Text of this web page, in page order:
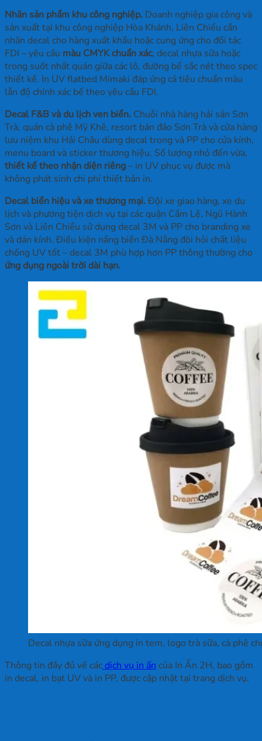
Nhãn sản phẩm khu công nghiệp. Doanh nghiệp gia công và
sản xuất tại khu công nghiệp Hòa Khánh, Liên Chiểu cần
nhãn decal cho hàng xuất khẩu hoặc cung ứng cho đối tác
FDI – yêu cầu màu CMYK chuẩn xác, decal nhựa sữa hoặc
trong suốt nhất quán giữa các lô, đường bế sắc nét theo spec
thiết kế. In UV flatbed Mimaki đáp ứng cả tiêu chuẩn màu
lẫn độ chính xác bế theo yêu cầu FDI.
Decal F&B và du lịch ven biển. Chuỗi nhà hàng hải sản Sơn
Trà, quán cà phê Mỹ Khê, resort bán đảo Sơn Trà và cửa hàng
lưu niệm khu Hải Châu dùng decal trong và PP cho cửa kính,
menu board và sticker thương hiệu. Số lượng nhỏ đến vừa,
thiết kế theo nhận diện riêng– in UV phục vụ được mà
không phát sinh chi phí thiết bản in.
Decal biển hiệu và xe thương mại.Đội xe giao hàng, xe du
lịch và phương tiện dịch vụ tại các quận Cẩm Lệ, Ngũ Hành
Sơn và Liên Chiểu sử dụng decal 3M và PP cho branding xe
và dán kính. Điều kiện nắng biển Đà Nẵng đòi hỏi chất liệu
chống UV tốt – decal 3M phù hợp hơn PP thông thường cho
ứng dụng ngoài trời dài hạn.
Decal nhựa sữa ứng dụng in tem, logo trà sữa, cà phê
Thông tin đầy đủ về cácdịch vụ in ấn của In Ấn 2H, bao gồm
in decal, in bạt UV và in PP, được cập nhật tại trang dịch vụ.